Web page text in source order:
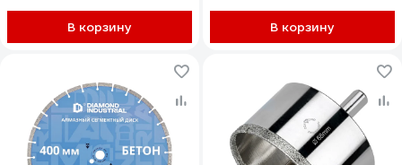
В корзину В корзину